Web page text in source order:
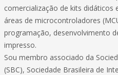
comercialização de kits didáticos
áreas de microcontroladores
programação, desenvolvimento
impresso.
Sou membro associado da
(SBC), Sociedade Brasileira de